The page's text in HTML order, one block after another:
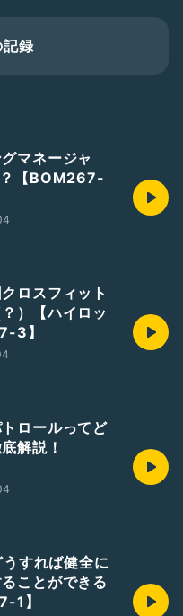
録
マネージャ
【BOM267-
ロスフィット
）【ハイロッ
3】
トロールってど
解説！
すれば健全に
ことができる
1】